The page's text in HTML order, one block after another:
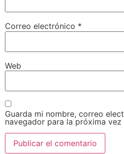
Correo electrónico *
Web
Guarda mi nombre, correo
navegador para la próxima vez